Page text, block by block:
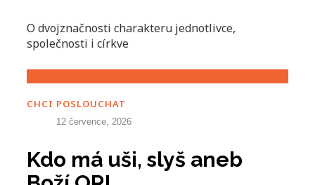
O dvojznačnosti charakteru jednotlivce,
společnosti i církve
CHCI POSLOUCHAT
12 července, 2026
Kdo má uši, slyš aneb